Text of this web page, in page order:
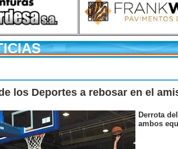
los Deportes a rebosar en el
Derrota
ambos